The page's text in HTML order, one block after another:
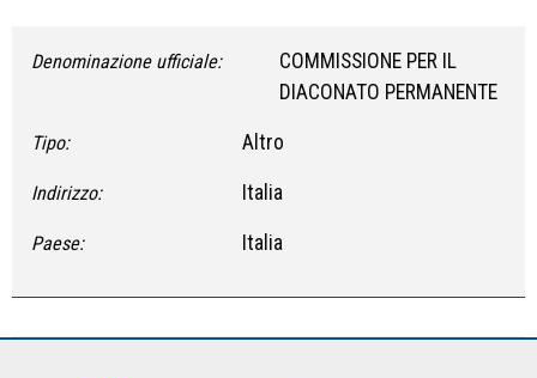
Denominazione ufficiale:
COMMISSIONE PER IL
DIACONATO PERMANENTE
Tipo: Altro
Indirizzo: Italia
Paese: Italia